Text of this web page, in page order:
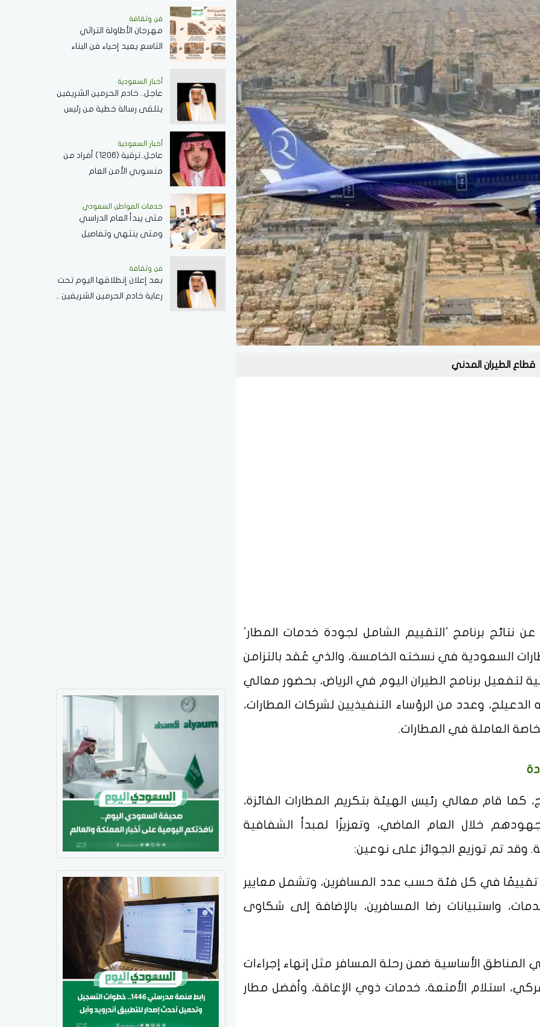
قطاع الطيران المدني
نتائج برنامج 'التقييم الشامل لجودة خدمات المطار'
المطارات السعودية في نسخته الخامسة، والذي عُقد بالتزامن
لتفعيل برنامج الطيران اليوم في الرياض، بحضور معالي
الدعيلج، وعدد من الرؤساء التنفيذيين لشركات المطارات،
العاملة في المطارات.
كما قام معالي رئيس الهيئة بتكريم المطارات الفائزة،
خلال العام الماضي، وتعزيزًا لمبدأ الشفافية
وقد تم توزيع الجوائز على نوعين:
تقييمًا في كل فئة حسب عدد المسافرين، وتشمل معايير
واستبيانات رضا المسافرين، بالإضافة إلى شكاوى
المناطق الأساسية ضمن رحلة المسافر مثل إنهاء إجراءات
استلام الأمتعة، خدمات ذوي الإعاقة، وأفضل مطار
برميل
فن وثقافة
مهرجان الأطاولة التراثي
التاسع يعيد إحياء فن البناء
الهوية العمرانية للمنطقة
أخبار السعودية
عاجل.. خادم الحرمين الشريفين
يتلقى رسالة خطية من رئيس
العلاقات الثنائية
أخبار السعودية
عاجل..ترقية (1206) أفراد من
منسوبي الأمن العام
خدمات المواطن السعودي
‏متى يبدأ العام الدراسي
ومتى ينتهي وتفاصيل
فن وثقافة
بعد إعلان إنطلاقها اليوم تحت
رعاية خادم الحرمين الشريفين ..